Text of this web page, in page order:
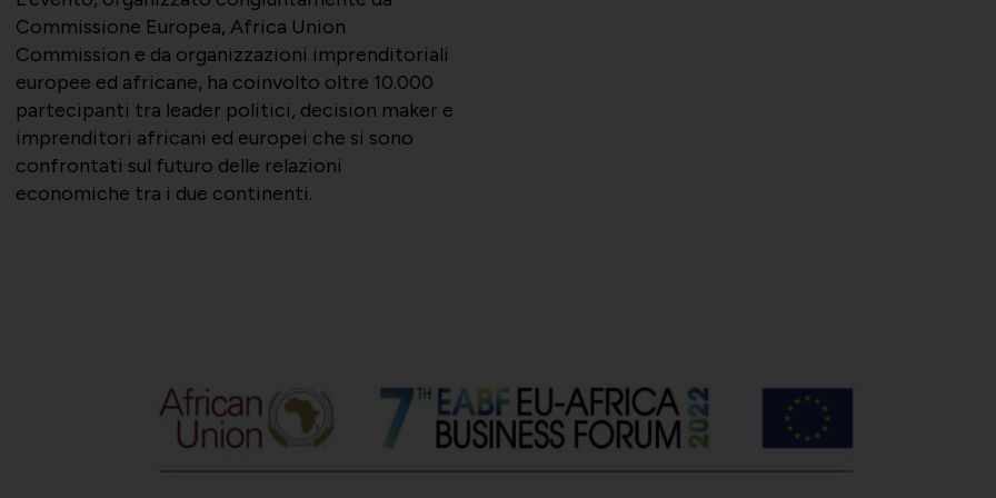
Commissione Europea, Africa Union
Commission e da organizzazioni imprenditoriali
europee ed africane, ha coinvolto oltre 10.000
partecipanti tra leader politici, decision maker e
imprenditori africani ed europei che si sono
confrontati sul futuro delle relazioni
economiche tra i due continenti.